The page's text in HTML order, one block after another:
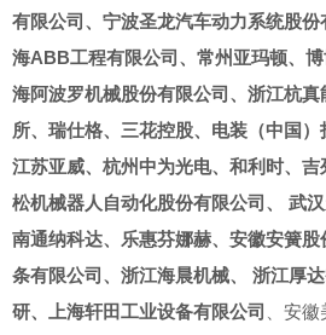
有限公司、宁波圣龙汽车动力系统股
海ABB工程有限公司、常州亚玛顿、
海阿波罗机械股份有限公司、浙江杭
所、瑞仕格、三花控股、电装（中国）
江苏亚威、杭州中为光电、和利时、
松机械器人自动化股份有限公司、 武
南通纳科达、乐惠芬娜赫、安徽安簧
条有限公司、浙江海晨机械、 浙江厚
研、上海轩田工业设备有限公司
、安